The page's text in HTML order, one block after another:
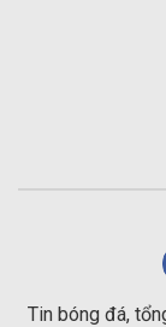
Tin bóng đá,